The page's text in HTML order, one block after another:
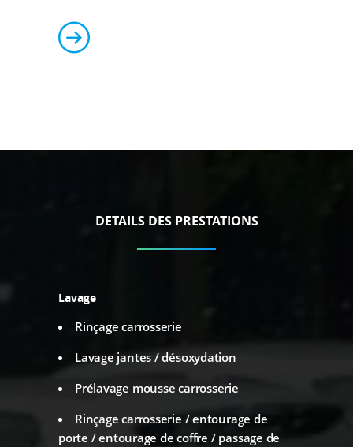
DETAILS DES PRESTATIONS
Lavage
Rinçage carrosserie
Lavage jantes / désoxydation
Prélavage mousse carrosserie
Rinçage carrosserie / entourage de
porte / entourage de coffre / passage de